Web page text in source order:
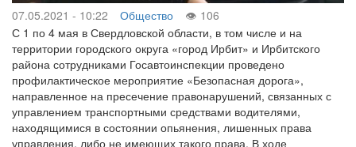
07.05.2021 - 10:22 Общество
106
С 1 по 4 мая в Свердловской области, в том числе и на
территории городского округа «город Ирбит» и Ирбитского
района сотрудниками Госавтоинспекции проведено
профилактическое мероприятие «Безопасная дорога»,
направленное на пресечение правонарушений, связанных с
управлением транспортными средствами водителями,
находящимися в состоянии опьянения, лишенных права
управления, либо не имеющих такого права. В ходе